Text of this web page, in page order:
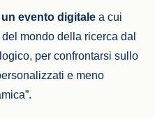
evento digitale a cui
mondo della ricerca dal
per confrontarsi sullo
e meno